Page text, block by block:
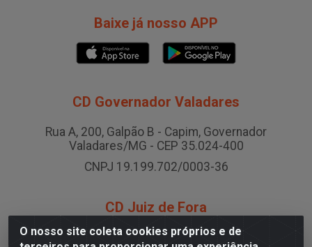
O nosso site coleta cookies próprios e de
Baixe já nosso APP
CD Governador Valadares
Rua A, 200, Galpão B - Capim, Governador
Valadares/MG - CEP 35.024-400
CNPJ 19.199.702/0003-36
CD Juiz de Fora
Rodovia BR-040 , Nº 0, Área B2 Condominio Brasil